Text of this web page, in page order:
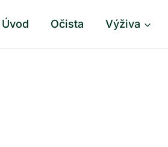
Úvod Očista Výživa